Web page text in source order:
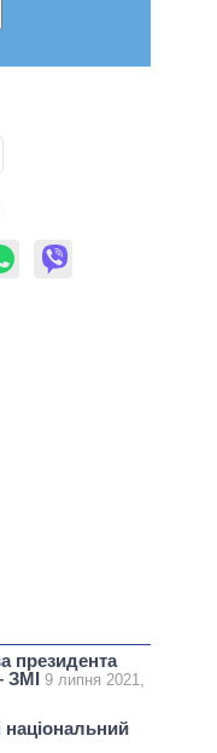
президента
ЗМІ 9 липня 2021,
національний